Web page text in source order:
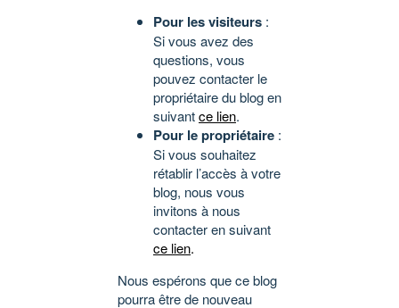
Pour les visiteurs :
Si vous avez des
questions, vous
pouvez contacter le
propriétaire du blog en
suivantce lien.
Pour le propriétaire :
Si vous souhaitez
rétablir l’accès à votre
blog, nous vous
invitons à nous
contacter en suivant
ce lien.
Nous espérons que ce blog
pourra être de nouveau